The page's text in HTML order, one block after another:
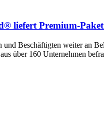
liefert Premium-
Beschäftigten weiter an
über 160 Unternehmen